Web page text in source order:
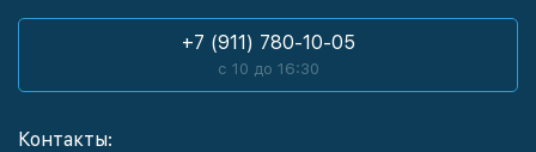
+7 (911) 780-10-05
с 10 до 16:30
Контакты: